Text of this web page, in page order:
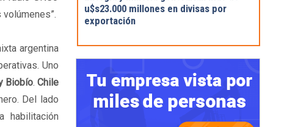
argentina
Uno
Biobío. Chile
Del lado
habilitación
u$s23.000 millones en divisas por
exportación